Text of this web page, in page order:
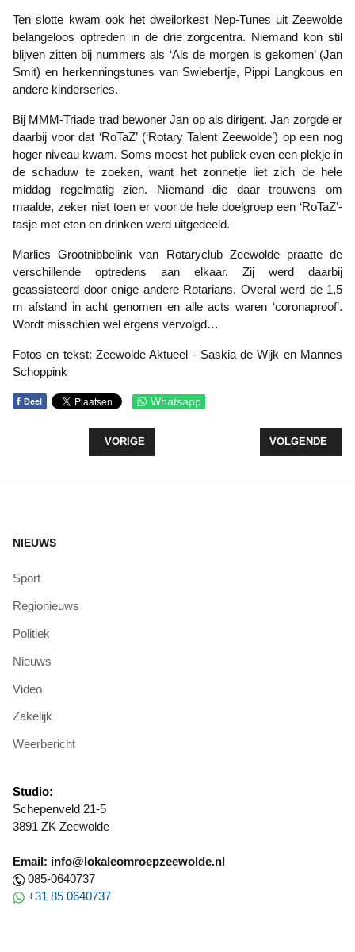
Ten slotte kwam ook het dweilorkest Nep-Tunes uit Zeewolde
belangeloos optreden in de drie zorgcentra. Niemand kon stil
blijven zitten bij nummers als ‘Als de morgen is gekomen’ (Jan
Smit) en herkenningstunes van Swiebertje, Pippi Langkous en
andere kinderseries.
Bij MMM-Triade trad bewoner Jan op als dirigent. Jan zorgde er
daarbij voor dat ‘RoTaZ’ (‘Rotary Talent Zeewolde’) op een nog
hoger niveau kwam. Soms moest het publiek even een plekje in
de schaduw te zoeken, want het zonnetje liet zich de hele
middag regelmatig zien. Niemand die daar trouwens om
maalde, zeker niet toen er voor de hele doelgroep een ‘RoTaZ’-
tasje met eten en drinken werd uitgedeeld.
Marlies Grootnibbelink van Rotaryclub Zeewolde praatte de
verschillende optredens aan elkaar. Zij werd daarbij
geassisteerd door enige andere Rotarians. Overal werd de 1,5
m afstand in acht genomen en alle acts waren ‘coronaproof’.
Wordt misschien wel ergens vervolgd…
Fotos en tekst: Zeewolde Aktueel - Saskia de Wijk en Mannes
Schoppink
f Deel Whatsapp
VORIG ARTIKEL: ACTORS CHALLENGE MET
VORIGE VOLGENDE
VOLGENDE
NIEUWS
Sport
Regionieuws
Politiek
Nieuws
Video
Zakelijk
Weerbericht
Studio:
Schepenveld 21-5
3891 ZK Zeewolde
Email: info@lokaleomroepzeewolde.nl
085-0640737
+31 85 0640737